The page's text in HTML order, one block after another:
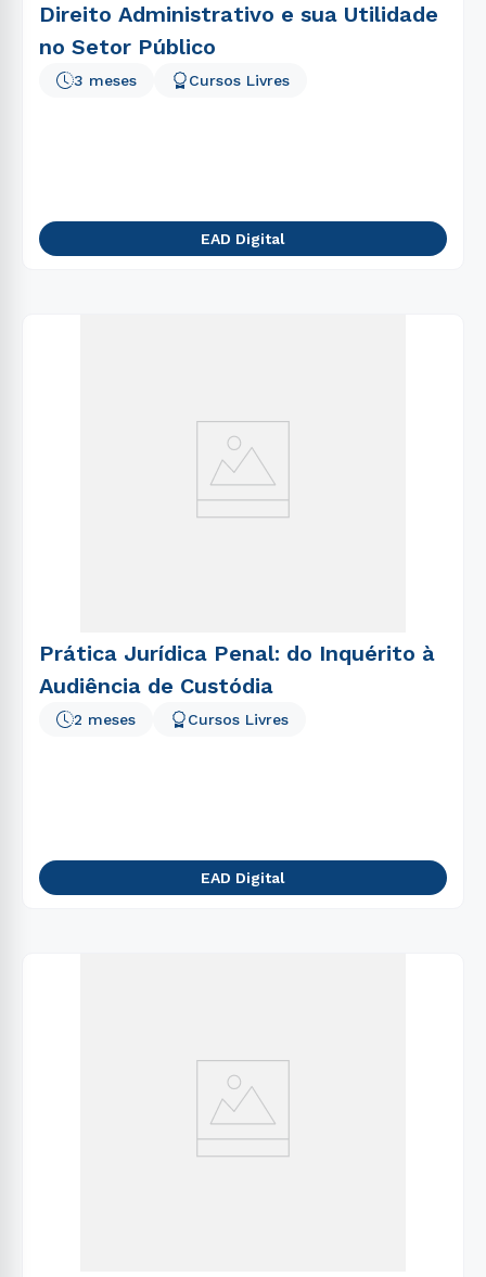
Direito Administrativo e sua Utilidade
no Setor Público
Cursos Livres
3 meses
EAD Digital
Prática Jurídica Penal: do Inquérito à
Audiência de Custódia
Cursos Livres
2 meses
EAD Digital